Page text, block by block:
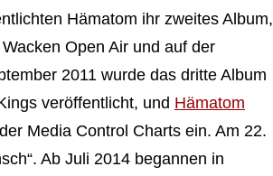
Hämatom ihr zweites Album,
Open Air und auf der
2011 wurde das dritte Album
veröffentlicht, und Hämatom
Media Control Charts ein. Am 22.
Ab Juli 2014 begannen in